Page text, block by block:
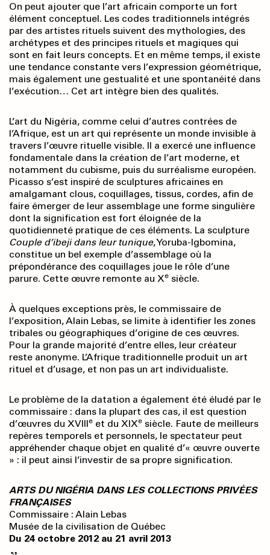
On peut ajouter que l’art africain comporte un fort
élément conceptuel. Les codes traditionnels intégrés
par des artistes rituels suivent des mythologies, des
archétypes et des principes rituels et magiques qui
sont en fait leurs concepts. Et en même temps, il existe
une tendance constante vers l’expression géométrique,
mais également une gestualité et une spontanéité dans
l’exécution… Cet art intègre bien des qualités.
L’art du Nigéria, comme celui d’autres contrées de
l’Afrique, est un art qui représente un monde invisible à
travers l’œuvre rituelle visible. Il a exercé une influence
fondamentale dans la création de l’art moderne, et
notamment du cubisme, puis du surréalisme européen.
Picasso s’est inspiré de sculptures africaines en
amalgamant clous, coquillages, tissus, cordes, afin de
faire émerger de leur assemblage une forme singulière
dont la signification est fort éloignée de la
quotidienneté pratique de ces éléments. La sculpture
Couple d’ibeji dans leurtunique, Yoruba-Igbomina,
constitue un bel exemple d’assemblage où la
prépondérance des coquillages joue le rôle d’une
parure. Cette œuvre remonte au Xe siècle.
À quelques exceptions près, le commissaire de
l’exposition, Alain Lebas, se limite à identifier les zones
tribales ou géographiques d’origine de ces œuvres.
Pour la grande majorité d’entre elles, leur créateur
reste anonyme. L’Afrique traditionnelle produit un art
rituel et d’usage, et non pas un art individualiste.
Le problème de la datation a également été éludé par le
commissaire : dans la plupart des cas, il est question
d’œuvres du XVIIIe et du XIXe siècle. Faute de meilleurs
repères temporels et personnels, le spectateur peut
appréhender chaque objet en qualité d’« œuvre ouverte
» : il peut ainsi l’investir de sa propre signification.
ARTS DU NIGÉRIA DANS LES COLLECTIONS PRIVÉES
FRANÇAISES
Commissaire : Alain Lebas
Musée de la civilisation de Québec
Du 24 octobre 2012 au 21 avril 2013